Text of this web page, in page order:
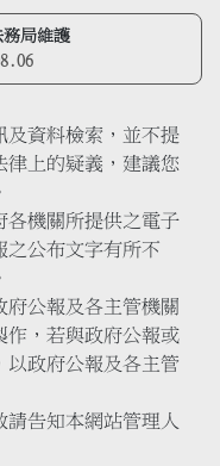
局維護
及資料檢索，並不提
律上的疑義，建議您
各機關所提供之電子
之公布文字有所不
府公報及各主管機關
作，若與政府公報或
以政府公報及各主管
告知本網站管理人